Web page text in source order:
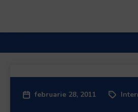
februarie 28, 2011